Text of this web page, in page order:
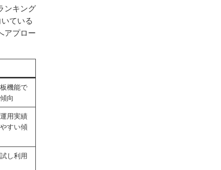
ンキング
ている
アプロー
機能で
向
用実績
すい傾
し利用